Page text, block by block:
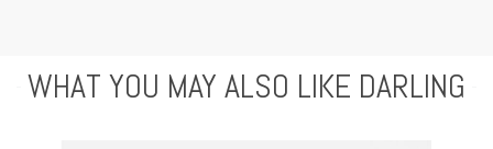
WHAT YOU MAY ALSO LIKE DARLING